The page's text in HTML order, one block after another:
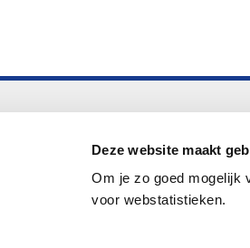
Deze website maakt
Om je zo goed mogelijk
voor webstatistieken.